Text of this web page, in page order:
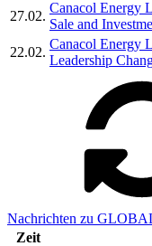
27.02.
Canacol Energy
Sale and
22.02.
Canacol Energy
Leadership
Nachrichten zu
Zeit